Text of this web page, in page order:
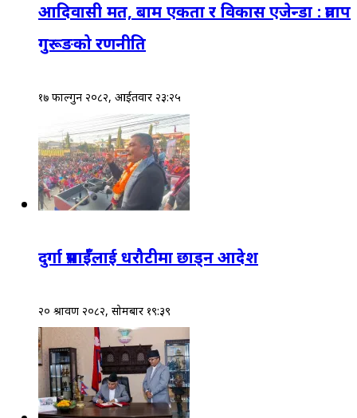
आदिवासी मत, बाम एकता र विकास एजेन्डा : प्रताप
गुरूङको रणनीति
१७ फाल्गुन २०८२, आईतवार २३:२५
दुर्गा प्रसाईँलाई धरौटीमा छाड्न आदेश
२० श्रावण २०८२, सोमबार १९:३९